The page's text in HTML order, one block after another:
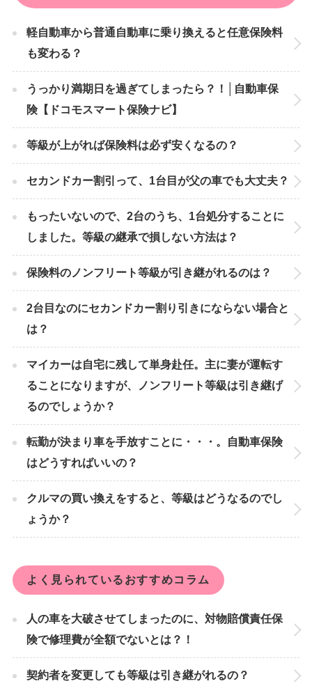
軽自動車から普通自動車に乗り換えると任意保険料
も変わる？
うっかり満期日を過ぎてしまったら？！│自動車保
険【ドコモスマート保険ナビ】
等級が上がれば保険料は必ず安くなるの？
セカンドカー割引って、1台目が父の車でも大丈夫？
もったいないので、2台のうち、1台処分することに
しました。等級の継承で損しない方法は？
保険料のノンフリート等級が引き継がれるのは？
2台目なのにセカンドカー割り引きにならない場合と
は？
マイカーは自宅に残して単身赴任。主に妻が運転す
ることになりますが、ノンフリート等級は引き継げ
るのでしょうか？
転勤が決まり車を手放すことに・・・。自動車保険
はどうすればいいの？
クルマの買い換えをすると、等級はどうなるのでし
ょうか？
よく見られているおすすめコラム
人の車を大破させてしまったのに、対物賠償責任保
険で修理費が全額でないとは？！
契約者を変更しても等級は引き継がれるの？